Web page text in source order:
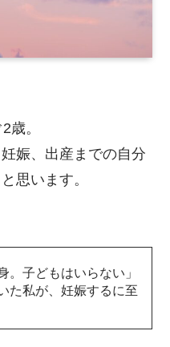
歳。
娠、出産までの自分
思います。
。子どもはいらない」
た私が、妊娠するに至